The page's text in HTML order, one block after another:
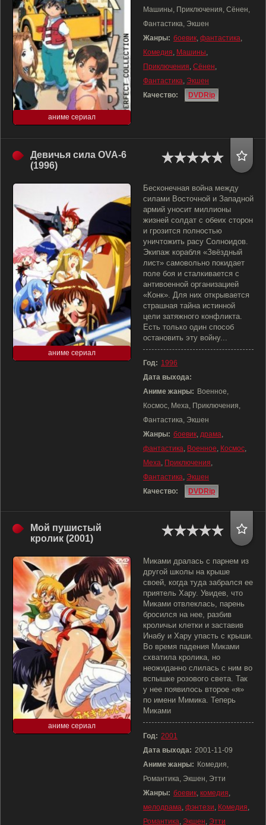
аниме сериал
Машины, Приключения, Сёнен,
Фантастика, Экшен
Жанры: боевик, фантастика,
Комедия, Машины,
Приключения, Сёнен,
Фантастика, Экшен
Качество:
DVDRip
Девичья сила OVA-6
(1996)
аниме сериал
Бесконечная война между
силами Восточной и Западной
армий уносит миллионы
жизней солдат с обеих сторон
и грозится полностью
уничтожить расу Солноидов.
Экипаж корабля «Звёздный
лист» самовольно покидает
поле боя и сталкивается с
антивоенной организацией
«Конк». Для них открывается
страшная тайна истинной
цели затяжного конфликта.
Есть только один способ
остановить эту войну...
Год: 1996
Дата выхода:
Аниме жанры: Военное,
Космос, Меха, Приключения,
Фантастика, Экшен
Жанры: боевик, драма,
фантастика, Военное, Космос,
Меха, Приключения,
Фантастика, Экшен
Качество:
DVDRip
Мой пушистый
кролик (2001)
аниме сериал
Миками дралась с парнем из
другой школы на крыше
своей, когда туда забрался ее
приятель Хару. Увидев, что
Миками отвлеклась, парень
бросился на нее, разбив
кроличьи клетки и заставив
Инабу и Хару упасть с крыши.
Во время падения Миками
схватила кролика, но
неожиданно слилась с ним во
вспышке розового света. Так
у нее появилось второе «я»
по имени Мимика. Теперь
Миками
Год: 2001
Дата выхода: 2001-11-09
Аниме жанры: Комедия,
Романтика, Экшен, Этти
Жанры: боевик, комедия,
мелодрама, фэнтези, Комедия,
Романтика, Экшен, Этти